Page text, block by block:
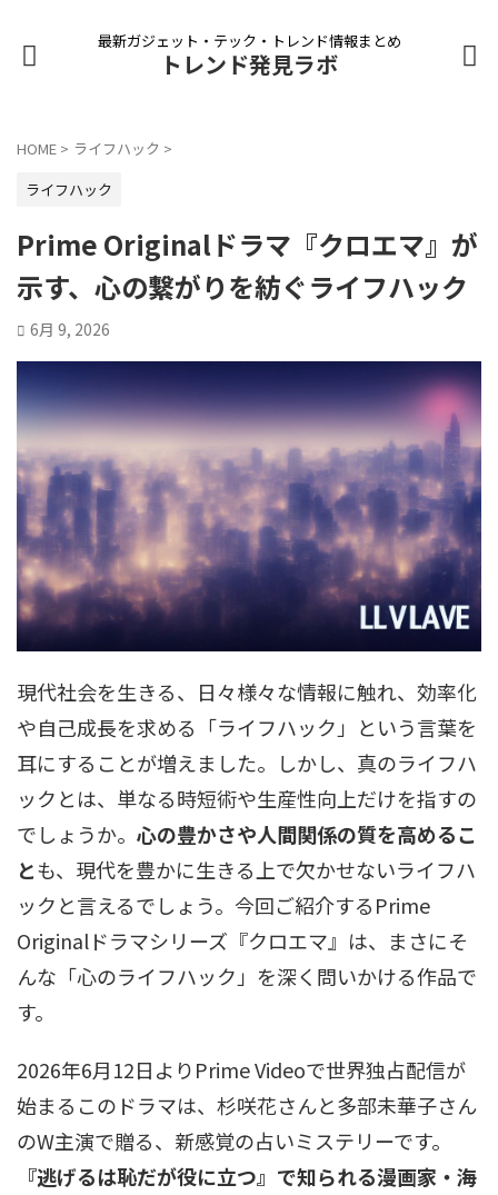
最新ガジェット・テック・トレンド情報まとめ
トレンド発見ラボ
HOME > ライフハック >
ライフハック
Prime Originalドラマ『クロエマ』が
示す、心の繋がりを紡ぐライフハック
6月 9, 2026
現代社会を生きる、日々様々な情報に触れ、効率化
や自己成長を求める「ライフハック」という言葉を
耳にすることが増えました。しかし、真のライフハ
ックとは、単なる時短術や生産性向上だけを指すの
でしょうか。 心の豊かさや人間関係の質を高めるこ
とも、現代を豊かに生きる上で欠かせないライフハ
ックと言えるでしょう。今回ご紹介するPrime
Originalドラマシリーズ『クロエマ』は、まさにそ
んな「心のライフハック」を深く問いかける作品で
す。
2026年6月12日よりPrime Videoで世界独占配信が
始まるこのドラマは、杉咲花さんと多部未華子さん
のW主演で贈る、新感覚の占いミステリーです。
『逃げるは恥だが役に立つ』で知られる漫画家・海